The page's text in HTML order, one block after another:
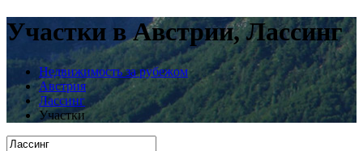
Участки в Австрии, Лассинг
Недвижимость за рубежом
Австрия
Лассинг
Участки